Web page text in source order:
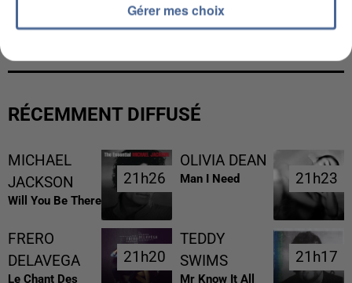
L’UN DES FONDATEURS SUPPOSÉS DE LA DZ
MAFIA INTERPELLÉ EN ALGÉRIE
RÉCEMMENT DIFFUSÉ
MICHAEL
JACKSON
Will You Be There
21h26
21h26
OLIVIA DEAN
Man I Need 21h23
21h23
FRERO
DELAVEGA
Le Chant Des
21h20
21h20
TEDDY
SWIMS
Mr Know It All
21h17
21h17
Gérer mes choix